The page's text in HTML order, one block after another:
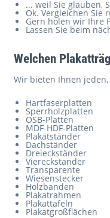
... weil Sie glauben,
Ok. Vergleichen Sie
Gern holen wir Ihre
Lassen Sie beim
Welchen
Wir bieten Ihnen
Hartfaserplatten
Sperrholzplatten
OSB-Platten
MDF-HDF-Platten
Plakatständer
Dachständer
Dreieckständer
Viereckständer
Transparente
Wiesenstecker
Holzbanden
Plakatrahmen
Plakattafeln
Plakatgroßflächen